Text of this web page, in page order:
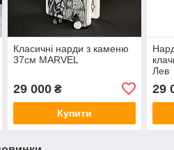
Класичні нарди з каменю
37см MARVEL
29 000₴
Купити
Лев
29